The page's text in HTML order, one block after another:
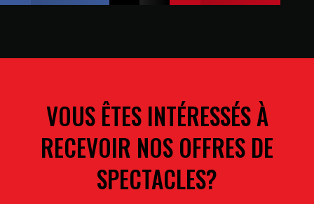
VOUS ÊTES INTÉRESSÉS À
RECEVOIR NOS OFFRES DE
SPECTACLES?